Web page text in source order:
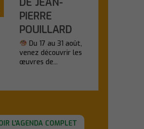
PIERRE
POUILLARD
Du 17 au 31 août,
venez découvrir les
œuvres de...
L'AGENDA COMPLET